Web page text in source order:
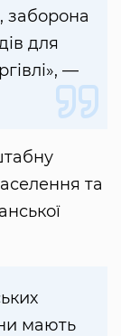
заборона
для
—
та
мають